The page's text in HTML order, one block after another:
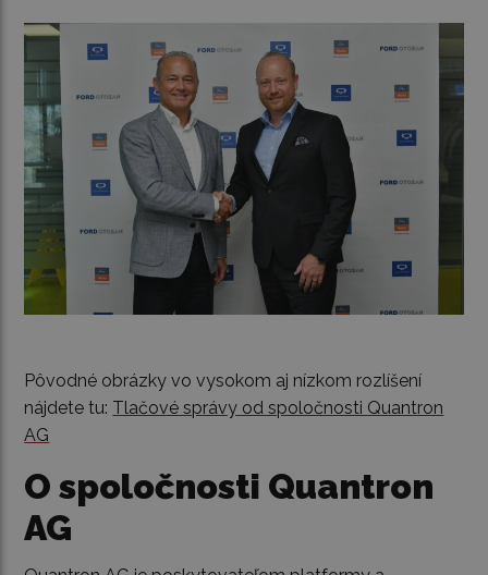
Pôvodné obrázky vo vysokom aj nízkom rozlíšení
nájdete tu: Tlačové správy od spoločnosti Quantron
AG
O spoločnosti Quantron
AG